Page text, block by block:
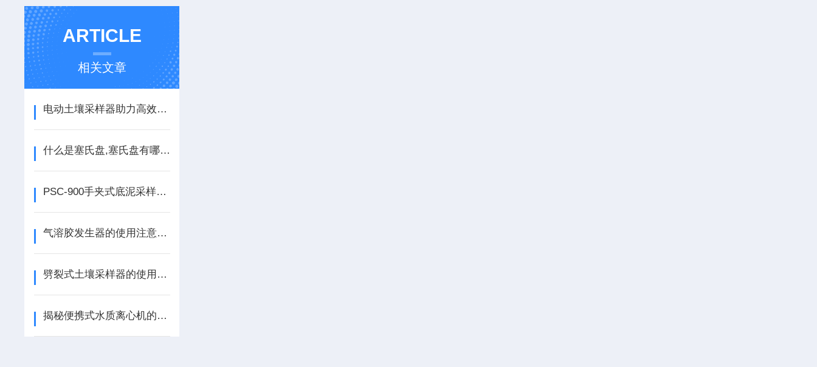
ARTICLE
相关文章
电动土壤采样器助力高效土壤管理
什么是塞氏盘,塞氏盘有哪些参数
PSC-900手夹式底泥采样器 介绍
气溶胶发生器的使用注意事项是什么？
劈裂式土壤采样器的使用方法和技术参数
揭秘便携式水质离心机的工作原理